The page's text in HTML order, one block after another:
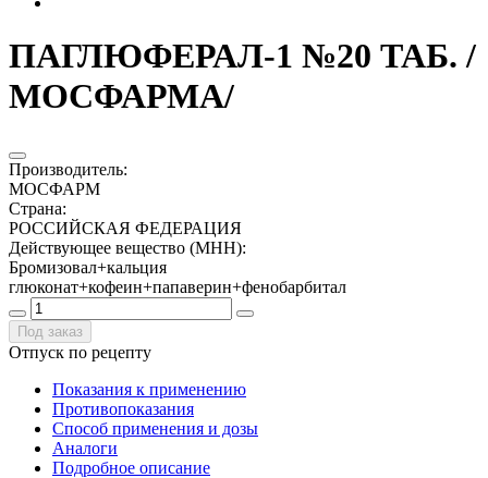
ПАГЛЮФЕРАЛ-1 №20 ТАБ. /
МОСФАРМА/
Производитель:
МОСФАРМ
Страна:
РОССИЙСКАЯ ФЕДЕРАЦИЯ
Действующее вещество (МНН):
Бромизовал+кальция
глюконат+кофеин+папаверин+фенобарбитал
Под заказ
Отпуск по рецепту
Показания к применению
Противопоказания
Способ применения и дозы
Аналоги
Подробное описание